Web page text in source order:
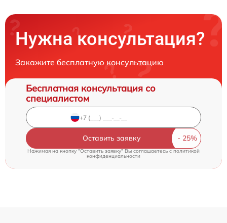
Нужна консультация?
Закажите бесплатную консультацию
Бесплатная консультация со
специалистом
Оставить заявку
Нажимая на кнопку "Оставить заявку" Вы соглашаетесь c политикой
конфиденциальности